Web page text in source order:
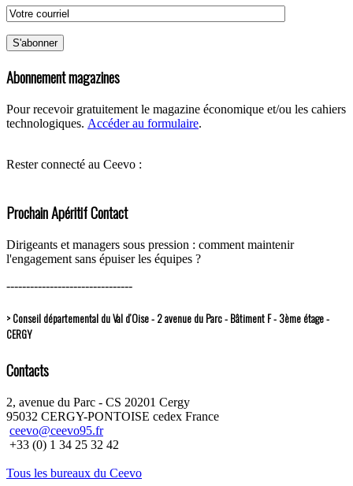
Abonnement magazines
Pour recevoir gratuitement le magazine économique et/ou les cahiers
technologiques. Accéder au formulaire.
Rester connecté au Ceevo :
Prochain Apéritif Contact
Dirigeants et managers sous pression : comment maintenir
l'engagement sans épuiser les équipes ?
--------------------------------
> Conseil départemental du Val d’Oise - 2 avenue du Parc - Bâtiment F - 3ème étage -
CERGY
Contacts
2, avenue du Parc - CS 20201 Cergy
95032 CERGY-PONTOISE cedex France
ceevo@ceevo95.fr
+33 (0) 1 34 25 32 42
Tous les bureaux du Ceevo